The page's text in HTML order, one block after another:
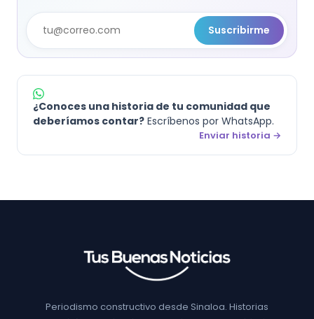
Suscribirme
¿Conoces una historia de tu comunidad que
deberíamos contar? Escríbenos por WhatsApp.
Enviar historia →
Periodismo constructivo desde Sinaloa. Historias